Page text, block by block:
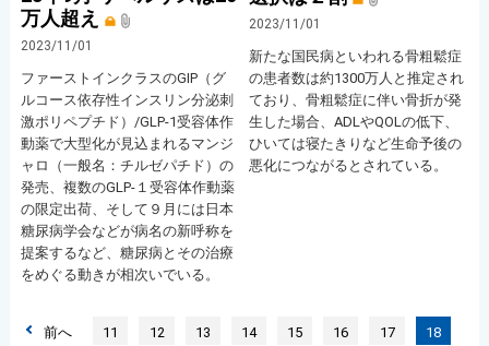
万人超え
2023/11/01
ファーストインクラスのGIP（グ
ルコース依存性インスリン分泌刺
激ポリペプチド）/GLP-1受容体作
動薬で大型化が見込まれるマンジ
ャロ（一般名：チルゼパチド）の
発売、複数のGLP-１受容体作動薬
の限定出荷、そして９月には日本
糖尿病学会などが病名の新呼称を
提案するなど、糖尿病とその治療
をめぐる動きが相次いでいる。
2023/11/01
新たな国民病といわれる骨粗鬆症
の患者数は約1300万人と推定され
ており、骨粗鬆症に伴い骨折が発
生した場合、ADLやQOLの低下、
ひいては寝たきりなど生命予後の
悪化につながるとされている。
前へ 11 12 13 14 15 16 17 18